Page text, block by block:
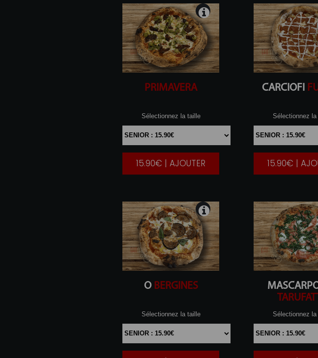
PRIMAVERA
Sélectionnez la taille
|
15.90€ | AJOUTER
CARCIOFI
Sélectionnez
15.90€ |
OBERGINES
Sélectionnez la taille Sélectionnez